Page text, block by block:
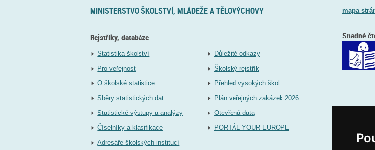
MINISTERSTVO ŠKOLSTVÍ, MLÁDEŽE A TĚLOVÝCHOVY mapa
Rejstříky, databáze
Statistika školství
Pro veřejnost
O školské statistice
Sběry statistických dat
Statistické výstupy a analýzy
Číselníky a klasifikace
Adresáře školských institucí
Důležité odkazy
Školský rejstřík
Přehled vysokých škol
Plán veřejných zakázek 2026
Otevřená data
PORTÁL YOUR EUROPE
Snadné